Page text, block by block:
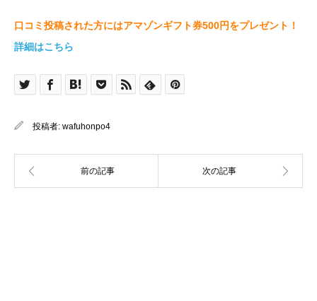
口コミ投稿された方にはアマゾンギフト券500円をプレゼント！
詳細はこちら
投稿者: wafuhonpo4